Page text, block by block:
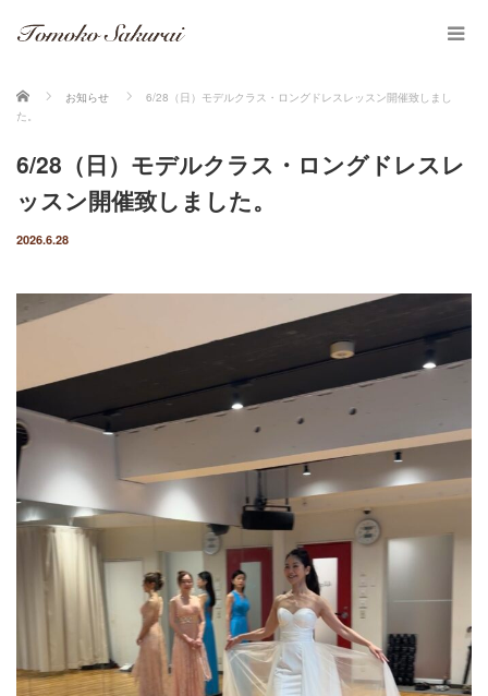
ホーム お知らせ
6/28（日）モデルクラス・ロングドレスレッスン開催致しまし
た。
6/28（日）モデルクラス・ロングドレスレ
ッスン開催致しました。
2026.6.28